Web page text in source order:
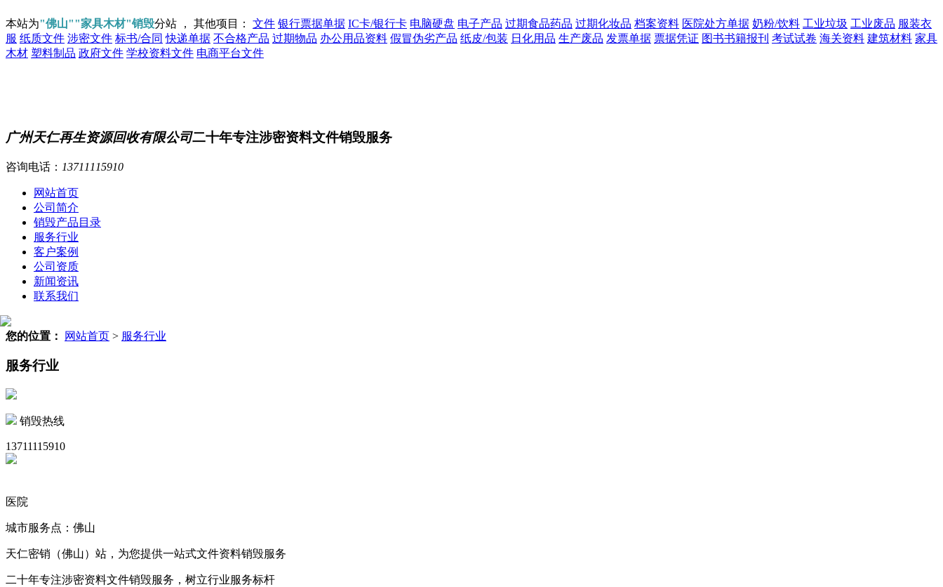
本站为"佛山""家具木材"销毁分站 ， 其他项目： 文件 银行票据单据 IC卡/银行卡 电脑硬盘 电子产品 过期食品药品 过期化妆品 档案资料 医院处方单据 奶粉/饮料 工业垃圾 工业废品 服装衣
服 纸质文件 涉密文件 标书/合同 快递单据 不合格产品 过期物品 办公用品资料 假冒伪劣产品 纸皮/包装 日化用品 生产废品 发票单据 票据凭证 图书书籍报刊 考试试卷 海关资料 建筑材料 家具
木材 塑料制品 政府文件 学校资料文件 电商平台文件
广州天仁再生资源回收有限公司二十年专注涉密资料文件销毁服务
咨询电话： 13711115910
网站首页
公司简介
销毁产品目录
服务行业
客户案例
公司资质
新闻资讯
联系我们
您的位置： 网站首页 > 服务行业
服务行业
销毁热线
13711115910
医院
城市服务点：佛山
天仁密销（佛山）站，为您提供一站式文件资料销毁服务
二十年专注涉密资料文件销毁服务，树立行业服务标杆